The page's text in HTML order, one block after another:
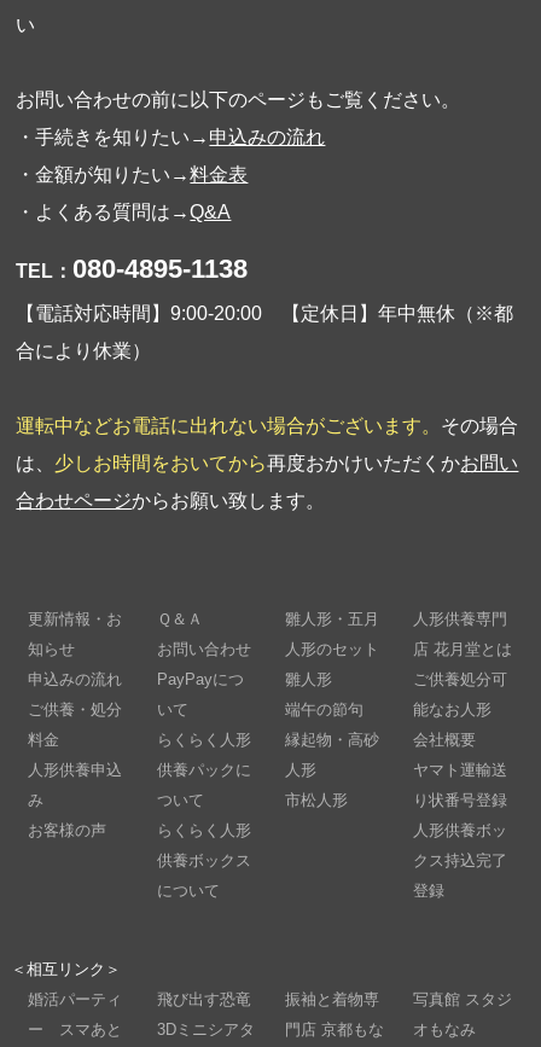
い
お問い合わせの前に以下のページもご覧ください。
・手続きを知りたい→ 申込みの流れ
・金額が知りたい→料金表
・よくある質問は→Q&A
TEL： 080-4895-1138
【電話対応時間】9:00-20:00 【定休日】年中無休（※都
合により休業）
運転中などお電話に出れない場合がございます。 その場合
は、 少しお時間をおいてから再度おかけいただくかお問い
合わせページからお願い致します。
更新情報・お
知らせ
申込みの流れ
ご供養・処分
料金
人形供養申込
み
お客様の声
Ｑ＆Ａ
お問い合わせ
PayPayにつ
いて
らくらく人形
供養パックに
ついて
らくらく人形
供養ボックス
について
雛人形・五月
人形のセット
雛人形
端午の節句
縁起物・高砂
人形
市松人形
人形供養専門
店 花月堂とは
ご供養処分可
能なお人形
会社概要
ヤマト運輸送
り状番号登録
人形供養ボッ
クス持込完了
登録
＜相互リンク＞
婚活パーティ
ー スマあと
飛び出す恐竜
3Dミニシアタ
振袖と着物専
門店 京都もな
写真館 スタジ
オもなみ